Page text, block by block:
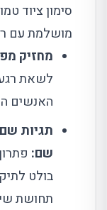
סימון ציוד
מושלמת עם
מחזיק
לשאת
האנשים
תגיות
שם:
בולט
תחושת